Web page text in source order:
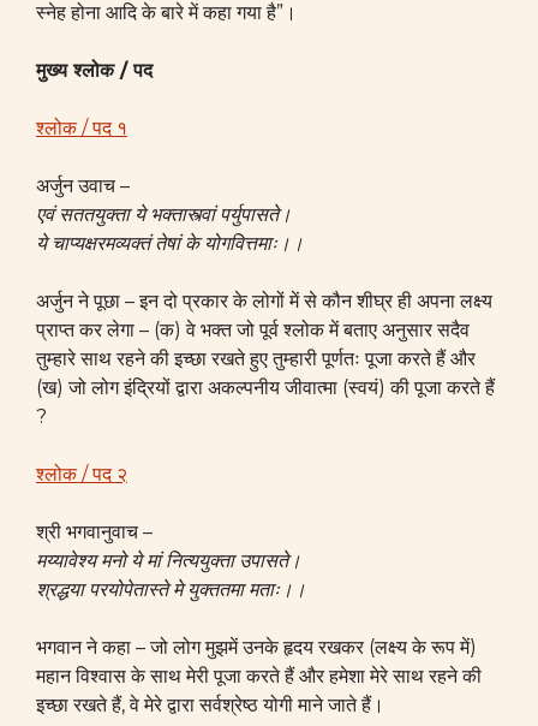
स्नेह होना आदि के बारे में कहा गया है”।
मुख्य श्लोक / पद
श्लोक / पद १
अर्जुन उवाच –
एवं सततयुक्ता ये भक्तास्त्वां पर्युपासते।
ये चाप्यक्षरमव्यक्तं तेषां के योगवित्तमाः।।
अर्जुन ने पूछा – इन दो प्रकार के लोगों में से कौन शीघ्र ही अपना लक्ष्य
प्राप्त कर लेगा – (क) वे भक्त जो पूर्व श्लोक में बताए अनुसार सदैव
तुम्हारे साथ रहने की इच्छा रखते हुए तुम्हारी पूर्णतः पूजा करते हैं और
(ख) जो लोग इंद्रियों द्वारा अकल्पनीय जीवात्मा (स्वयं) की पूजा करते हैं
?
श्लोक / पद २
श्री भगवानुवाच –
मय्यावेश्य मनो ये मां नित्ययुक्ता उपासते।
श्रद्धया परयोपेतास्ते मे युक्ततमा मताः।।
भगवान ने कहा – जो लोग मुझमें उनके हृदय रखकर (लक्ष्य के रूप में)
महान विश्वास के साथ मेरी पूजा करते हैं और हमेशा मेरे साथ रहने की
इच्छा रखते हैं, वे मेरे द्वारा सर्वश्रेष्ठ योगी माने जाते हैं।